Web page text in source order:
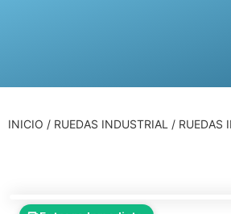
INICIO / RUEDAS INDUSTRIAL / RUEDAS